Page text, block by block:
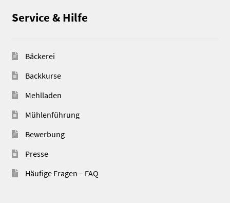
Service & Hilfe
Bäckerei
Backkurse
Mehlladen
Mühlenführung
Bewerbung
Presse
Häufige Fragen – FAQ